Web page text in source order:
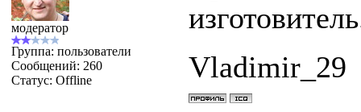
модератор
Группа: пользователи
Сообщений: 260
Статус: Offline
Vladimir_29